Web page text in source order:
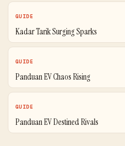
GUIDE
Kadar Tarik Surging Sparks
GUIDE
Panduan EV Chaos Rising
GUIDE
Panduan EV Destined Rivals